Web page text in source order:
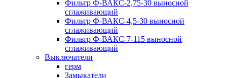
Фильтр Ф-ВАКС-2,75-30 выносной
сглаживающий
Фильтр Ф-ВАКС-4,5-30 выносной
сглаживающий
Фильтр Ф-ВАКС-7-115 выносной
сглаживающий
Выключатели
герм
Замыкатели